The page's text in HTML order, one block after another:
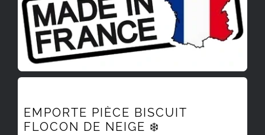
EMPORTE PIÈCE BISCUIT
FLOCON DE NEIGE ❄️